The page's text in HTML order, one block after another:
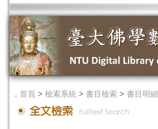
． 首頁 > 檢索系統 > 書目檢索 > 書目明細